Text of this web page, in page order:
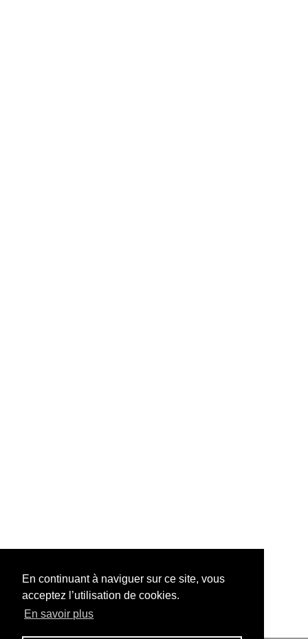
En continuant à naviguer sur ce site, vous
acceptez l’utilisation de cookies.
En savoir plus